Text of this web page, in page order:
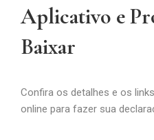
Aplicativo e
Baixar
Confira os detalhes e os
online para fazer sua